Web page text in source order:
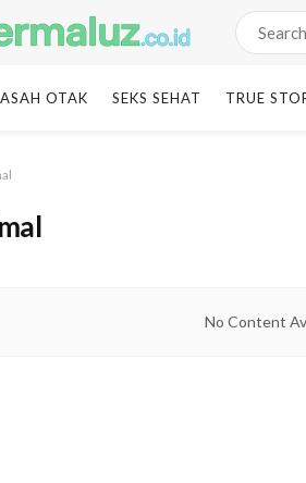
ASAH OTAK SEKS SEHAT TRUE
No Content